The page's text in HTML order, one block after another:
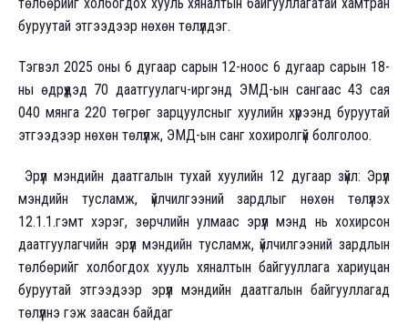
буруутай этгээдээр нөхөн төлүүлдэг.
Тэгвэл 2025 оны 6 дугаар сарын 12-ноос 6 дугаар сарын 18-
ны өдрүүдэд 70 даатгуулагч-иргэнд ЭМД-ын сангаас 43 сая
040 мянга 220 төгрөг зарцуулсныг хуулийн хүрээнд буруутай
этгээдээр нөхөн төлүүлж, ЭМД-ын санг хохиролгүй болголоо.
Эрүүл мэндийн даатгалын тухай хуулийн 12 дугаар зүйл: Эрүүл
мэндийн тусламж, үйлчилгээний зардлыг нөхөн төлүүлэх
12.1.1.гэмт хэрэг, зөрчлийн улмаас эрүүл мэнд нь хохирсон
даатгуулагчийн эрүүл мэндийн тусламж, үйлчилгээний зардлын
төлбөрийг холбогдох хууль хяналтын байгууллага хариуцан
буруутай этгээдээр эрүүл мэндийн даатгалын байгууллагад
төлүүлнэ гэж заасан байдаг